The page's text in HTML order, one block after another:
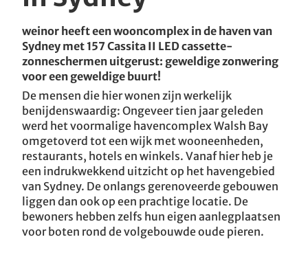
Kinderdagverblijf / L
EFH Keulen / D
Playa Keulen / D
EFH Pirmasens / D
Hanau / D
Terrasgenot in de eigen weinor Glasoase®
Loft Hamburg / D
EFH Leverkusen / D
EFH Ratingen / D
weinor heeft een wooncomplex in de haven van
Sydney met 157 Cassita II LED cassette-
zonneschermen uitgerust: geweldige zonwering
voor een geweldige buurt!
De mensen die hier wonen zijn werkelijk
benijdenswaardig: Ongeveer tien jaar geleden
werd het voormalige havencomplex Walsh Bay
omgetoverd tot een wijk met wooneenheden,
restaurants, hotels en winkels. Vanaf hier heb je
een indrukwekkend uitzicht op het havengebied
van Sydney. De onlangs gerenoveerde gebouwen
liggen dan ook op een prachtige locatie. De
bewoners hebben zelfs hun eigen aanlegplaatsen
voor boten rond de volgebouwde oude pieren.